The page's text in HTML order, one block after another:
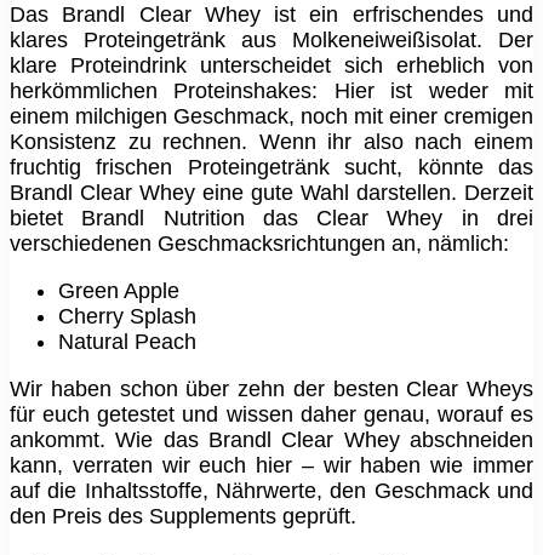
Das Brandl Clear Whey ist ein erfrischendes und
klares Proteingetränk aus Molkeneiweißisolat. Der
klare Proteindrink unterscheidet sich erheblich von
herkömmlichen Proteinshakes: Hier ist weder mit
einem milchigen Geschmack, noch mit einer cremigen
Konsistenz zu rechnen. Wenn ihr also nach einem
fruchtig frischen Proteingetränk sucht, könnte das
Brandl Clear Whey eine gute Wahl darstellen. Derzeit
bietet Brandl Nutrition das Clear Whey in drei
verschiedenen Geschmacksrichtungen an, nämlich:
Green Apple
Cherry Splash
Natural Peach
Wir haben schon über zehn der besten Clear Wheys
für euch getestet und wissen daher genau, worauf es
ankommt. Wie das Brandl Clear Whey abschneiden
kann, verraten wir euch hier – wir haben wie immer
auf die Inhaltsstoffe, Nährwerte, den Geschmack und
den Preis des Supplements geprüft.